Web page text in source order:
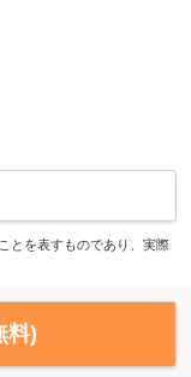
とを表すものであり、実際
料)